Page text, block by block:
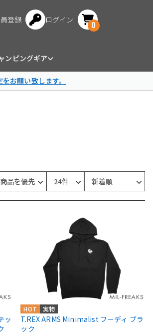
登録 ログイン
0
ンピングギア
お願い致します。
ッ
HOT 実物
T.REX ARMS Minimalist フーディ ブラ
ック